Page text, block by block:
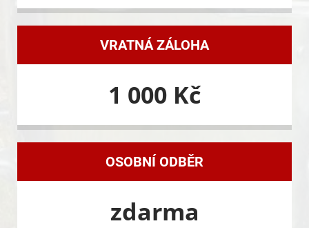
VRATNÁ ZÁLOHA
1 000 Kč
OSOBNÍ ODBĚR
zdarma